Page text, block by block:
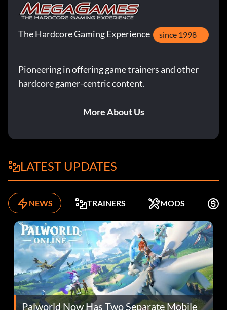
The Hardcore Gaming Experience since 1998
Pioneering in offering game trainers and other
hardcore gamer-centric content.
More About Us
LATEST UPDATES
NEWS TRAINERS MODS
Palworld Now Has Two Separate Mobile